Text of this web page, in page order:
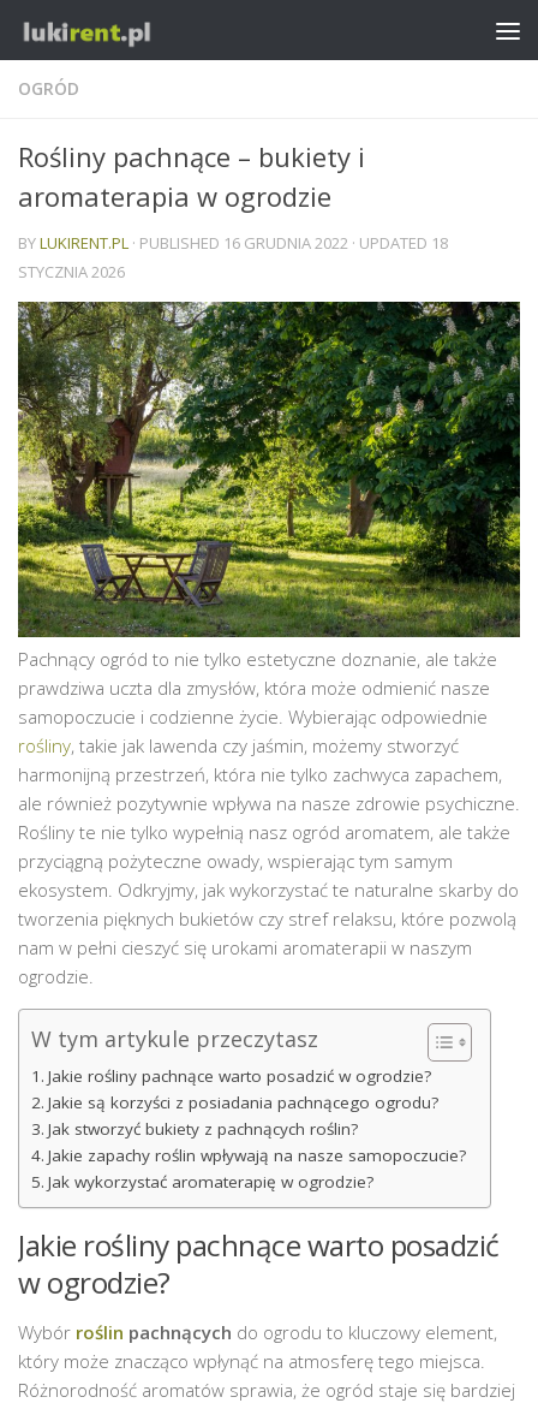
OGRÓD
Rośliny pachnące – bukiety i
aromaterapia w ogrodzie
BYLUKIRENT.PL · PUBLISHED 16 GRUDNIA 2022 · UPDATED 18
STYCZNIA 2026
Pachnący ogród to nie tylko estetyczne doznanie, ale także
prawdziwa uczta dla zmysłów, która może odmienić nasze
samopoczucie i codzienne życie. Wybierając odpowiednie
rośliny, takie jak lawenda czy jaśmin, możemy stworzyć
harmonijną przestrzeń, która nie tylko zachwyca zapachem,
ale również pozytywnie wpływa na nasze zdrowie psychiczne.
Rośliny te nie tylko wypełnią nasz ogród aromatem, ale także
przyciągną pożyteczne owady, wspierając tym samym
ekosystem. Odkryjmy, jak wykorzystać te naturalne skarby do
tworzenia pięknych bukietów czy stref relaksu, które pozwolą
nam w pełni cieszyć się urokami aromaterapii w naszym
ogrodzie.
W tym artykule przeczytasz
Jakie rośliny pachnące warto posadzić w ogrodzie?
Jakie są korzyści z posiadania pachnącego ogrodu?
Jak stworzyć bukiety z pachnących roślin?
Jakie zapachy roślin wpływają na nasze samopoczucie?
Jak wykorzystać aromaterapię w ogrodzie?
Jakie rośliny pachnące warto posadzić
w ogrodzie?
Wybór roślin pachnących do ogrodu to kluczowy element,
który może znacząco wpłynąć na atmosferę tego miejsca.
Różnorodność aromatów sprawia, że ogród staje się bardziej